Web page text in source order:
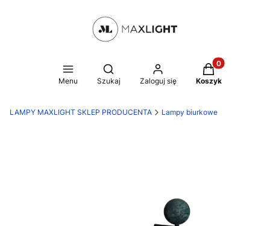
Menu
Otwórz wyszukiwarkę
Szukaj Zaloguj się
Produkty w
Koszyk
LAMPY MAXLIGHT SKLEP PRODUCENTA Lampy biurkowe